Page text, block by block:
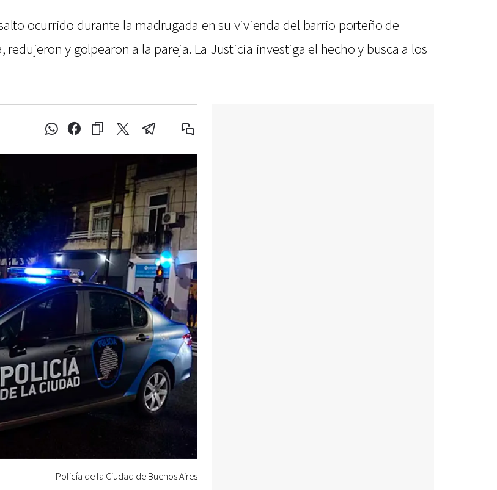
ocurrido durante la madrugada en su vivienda del barrio porteño de
redujeron y golpearon a la pareja. La Justicia investiga el hecho y busca a los
Policía de la Ciudad de Buenos Aires